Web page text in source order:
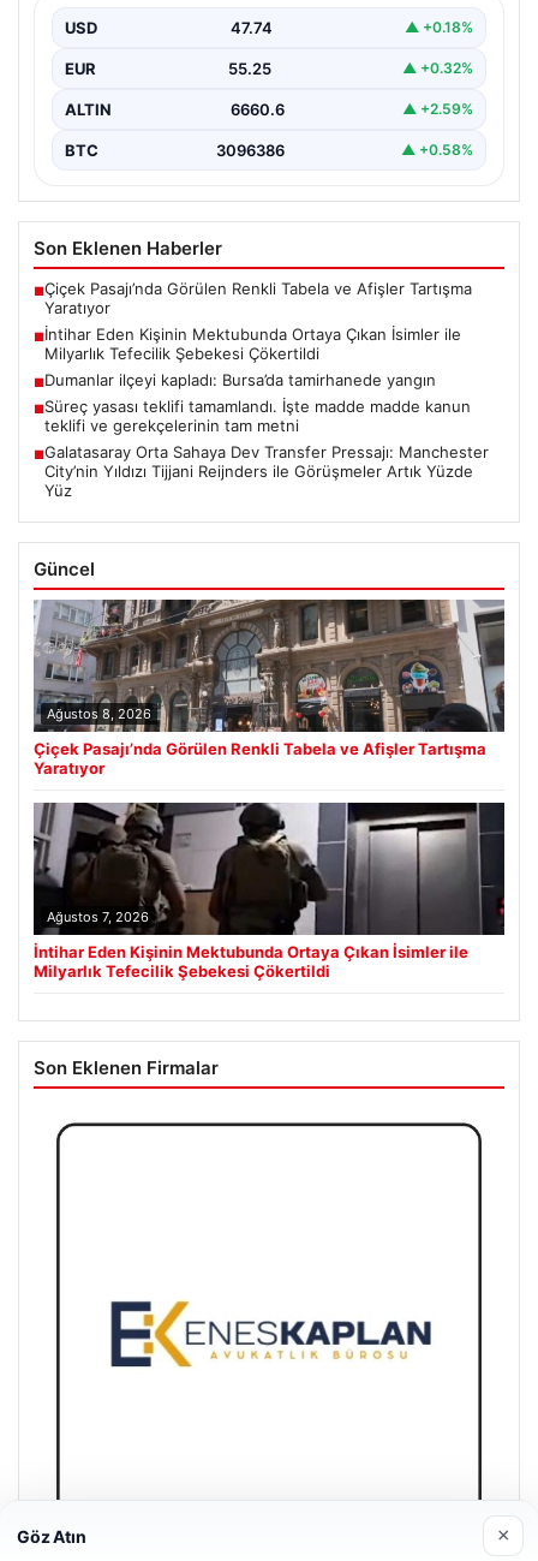
Elazığ'da, tefecilere borçlandığını belirterek yaşamına
alan…
USD 47.74 ▲ +0.18%
EUR 55.25 ▲ +0.32%
ALTIN 6660.6 ▲ +2.59%
BTC 3096386 ▲ +0.58%
Son Eklenen Haberler
■Çiçek Pasajı’nda Görülen Renkli Tabela ve Afişler Tartışma
Yaratıyor
■İntihar Eden Kişinin Mektubunda Ortaya Çıkan İsimler ile
Milyarlık Tefecilik Şebekesi Çökertildi
■Dumanlar ilçeyi kapladı: Bursa’da tamirhanede yangın
■Süreç yasası teklifi tamamlandı. İşte madde madde kanun
teklifi ve gerekçelerinin tam metni
■Galatasaray Orta Sahaya Dev Transfer Pressajı: Manchester
City’nin Yıldızı Tijjani Reijnders ile Görüşmeler Artık Yüzde
Yüz
Güncel
Ağustos 8, 2026
Çiçek Pasajı’nda Görülen Renkli Tabela ve Afişler Tartışma
Yaratıyor
Ağustos 7, 2026
İntihar Eden Kişinin Mektubunda Ortaya Çıkan İsimler ile
Milyarlık Tefecilik Şebekesi Çökertildi
Son Eklenen Firmalar
Göz Atın ×